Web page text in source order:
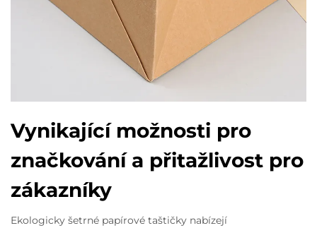
Vynikající možnosti pro
značkování a přitažlivost pro
zákazníky
Ekologicky šetrné papírové taštičky nabízejí